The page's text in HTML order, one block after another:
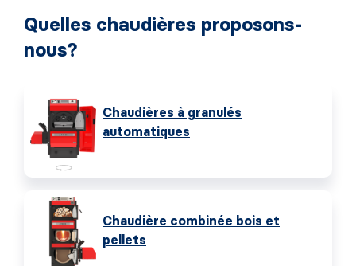
Quelles chaudières proposons-
nous?
Chaudières à granulés
automatiques
Chaudière combinée bois et
pellets